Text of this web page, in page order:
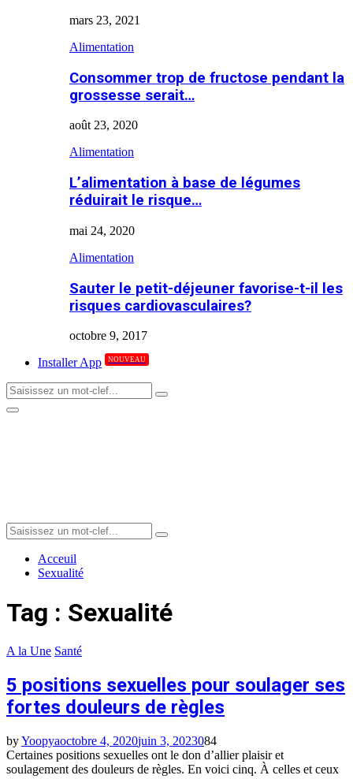
mars 23, 2021
Alimentation
Consommer trop de fructose pendant la
grossesse serait…
août 23, 2020
Alimentation
L’alimentation à base de légumes
réduirait le risque…
mai 24, 2020
Alimentation
Sauter le petit-déjeuner favorise-t-il les
risques cardiovasculaires?
octobre 9, 2017
Installer App
NOUVEAU
Search
for:
Search
Primary
Search
for:
Search
Acceuil
Sexualité
Tag : Sexualité
A la Une Santé
5 positions sexuelles pour soulager ses
fortes douleurs de règles
byYoopyaoctobre 4, 2020juin 3, 2023084
Certaines positions sexuelles ont le don d’allier plaisir et
soulagement des douleurs de règles. En voici cinq. À celles et ceux